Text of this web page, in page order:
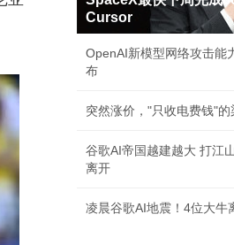
Cursor
OpenAI新模型网络攻击能
布
突然涨价，"只收电费钱"
谷歌AI帝国越建越大 打江
离开
凌晨谷歌AI地震！4位大牛